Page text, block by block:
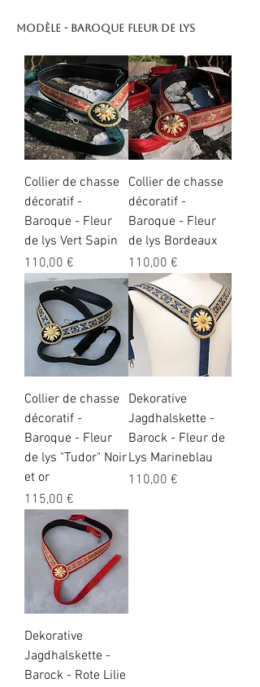
Modèle - Baroque fleur de lys
Collier de chasse
décoratif -
Baroque - Fleur
de lys Vert Sapin
Preis
110,00 €
Collier de chasse
décoratif -
Baroque - Fleur
de lys Bordeaux
Preis
110,00 €
Collier de chasse
décoratif -
Baroque - Fleur
de lys "Tudor" Noir
et or
Preis
115,00 €
Dekorative
Jagdhalskette -
Barock - Fleur de
Lys Marineblau
Preis
110,00 €
Dekorative
Jagdhalskette -
Barock - Rote Lilie